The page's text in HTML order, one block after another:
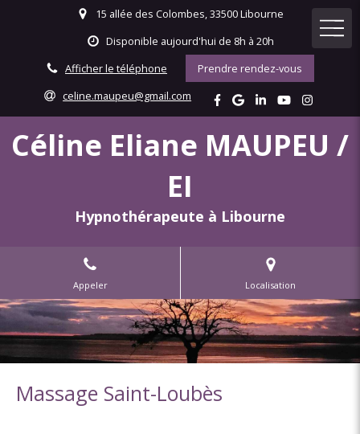
15 allée des Colombes, 33500 Libourne
Disponible aujourd'hui de 8h à 20h
Afficher le téléphone
Prendre rendez-vous
celine.maupeu@gmail.com
Céline Eliane MAUPEU /
EI
Hypnothérapeute à Libourne
Appeler Localisation
Massage Saint-Loubès